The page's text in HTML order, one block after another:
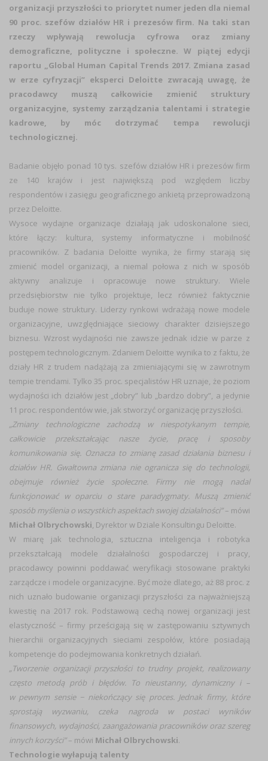
organizacji przyszłości to priorytet numer jeden dla niemal
90 proc. szefów działów HR i prezesów firm. Na taki stan
rzeczy wpływają rewolucja cyfrowa oraz zmiany
demograficzne, polityczne i społeczne. W piątej edycji
raportu „Global Human Capital Trends 2017. Zmiana zasad
w erze cyfryzacji” eksperci Deloitte zwracają uwagę, że
pracodawcy muszą całkowicie zmienić struktury
organizacyjne, systemy zarządzania talentami i strategie
kadrowe, by móc dotrzymać tempa rewolucji
technologicznej.
Badanie objęło ponad 10 tys. szefów działów HR i prezesów firm
ze 140 krajów i jest największą pod względem liczby
respondentów i zasięgu geograficznego ankietą przeprowadzoną
przez Deloitte.
Wysoce wydajne organizacje działają jak udoskonalone sieci,
które łączy: kultura, systemy informatyczne i mobilność
pracowników. Z badania Deloitte wynika, że firmy starają się
zmienić model organizacji, a niemal połowa z nich w sposób
aktywny analizuje i opracowuje nowe struktury. Wiele
przedsiębiorstw nie tylko projektuje, lecz również faktycznie
buduje nowe struktury. Liderzy rynkowi wdrażają nowe modele
organizacyjne, uwzględniające sieciowy charakter dzisiejszego
biznesu. Wzrost wydajności nie zawsze jednak idzie w parze z
postępem technologicznym. Zdaniem Deloitte wynika to z faktu, że
działy HR z trudem nadążają za zmieniającymi się w zawrotnym
tempie trendami. Tylko 35 proc. specjalistów HR uznaje, że poziom
wydajności ich działów jest „dobry” lub „bardzo dobry”, a jedynie
11 proc. respondentów wie, jak stworzyć organizację przyszłości.
„Zmiany technologiczne zachodzą w niespotykanym tempie,
całkowicie przekształcając nasze życie, pracę i sposoby
komunikowania się. Oznacza to zmianę zasad działania biznesu i
działów HR. Gwałtowna zmiana nie ogranicza się do technologii,
obejmuje również życie społeczne. Firmy nie mogą nadal
funkcjonować w oparciu o stare paradygmaty. Muszą zmienić
sposób myślenia o wszystkich aspektach swojej działalności”– mówi
Michał Olbrychowski, Dyrektor w Dziale Konsultingu Deloitte.
W miarę jak technologia, sztuczna inteligencja i robotyka
przekształcają modele działalności gospodarczej i pracy,
pracodawcy powinni poddawać weryfikacji stosowane praktyki
zarządcze i modele organizacyjne. Być może dlatego, aż 88 proc. z
nich uznało budowanie organizacji przyszłości za najważniejszą
kwestię na 2017 rok. Podstawową cechą nowej organizacji jest
elastyczność – firmy prześcigają się w zastępowaniu sztywnych
hierarchii organizacyjnych sieciami zespołów, które posiadają
kompetencje do podejmowania konkretnych działań.
„Tworzenie organizacji przyszłości to trudny projekt, realizowany
często metodą prób i błędów. To nieustanny, dynamiczny i –
w pewnym sensie − niekończący się proces. Jednak firmy, które
sprostają wyzwaniu, czeka nagroda w postaci wyników
finansowych, wydajności, zaangażowania pracowników oraz szereg
innych korzyści”– mówi Michał Olbrychowski.
Technologie wyłapują talenty